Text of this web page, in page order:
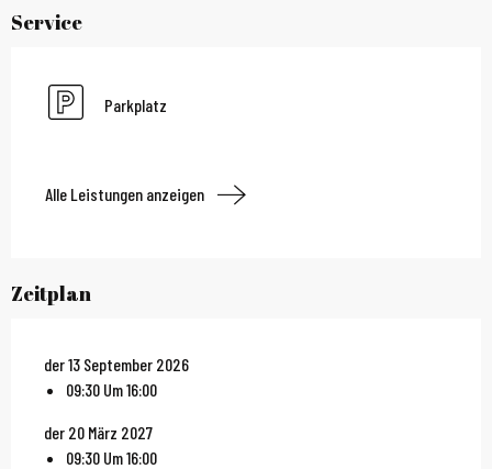
Service
Parkplatz
Alle Leistungen anzeigen
Zeitplan
der 13 September 2026
09:30 Um 16:00
der 20 März 2027
09:30 Um 16:00